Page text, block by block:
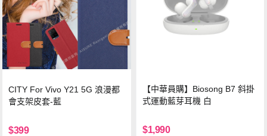
CITY For Vivo Y21 5G 浪漫都
會支架皮套-藍
$399
【中華員購】Biosong B7 斜掛
式運動藍芽耳機 白
$1,990